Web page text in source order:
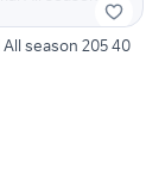
season 205 40